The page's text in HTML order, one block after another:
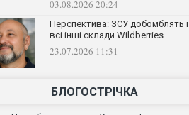
03.08.2026 20:24
Перспектива: ЗСУ добомблять і
всі інші склади Wildberries
23.07.2026 11:31
БЛОГОСТРІЧКА